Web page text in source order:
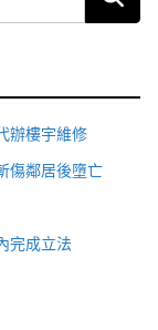
辦樓宇維修
傷鄰居後墮亡
完成立法